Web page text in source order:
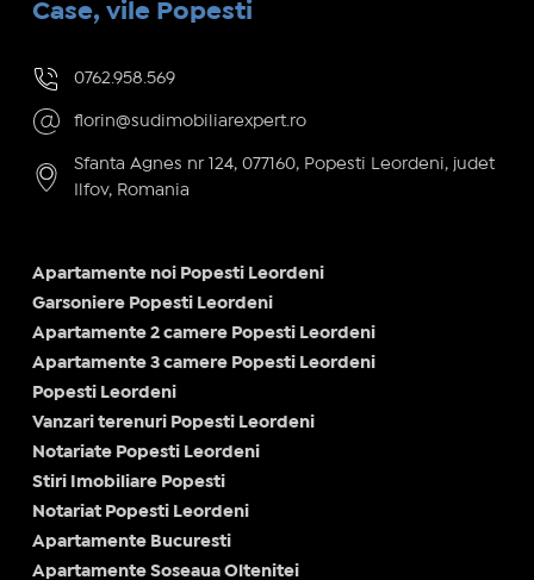
Case, vile Popesti
0762.958.569
florin@sudimobiliarexpert.ro
Sfanta Agnes nr 124, 077160, Popesti Leordeni, judet
Ilfov, Romania
Apartamente noi Popesti Leordeni
Garsoniere Popesti Leordeni
Apartamente 2 camere Popesti Leordeni
Apartamente 3 camere Popesti Leordeni
Popesti Leordeni
Vanzari terenuri Popesti Leordeni
Notariate Popesti Leordeni
Stiri Imobiliare Popesti
Notariat Popesti Leordeni
Apartamente Bucuresti
Apartamente Soseaua Oltenitei